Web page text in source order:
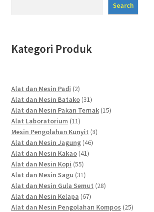
Search
Kategori Produk
Alat dan Mesin Padi 22
products
Alat dan Mesin Batako 3131
products
Alat dan Mesin Pakan Ternak 1515
Alat Laboratorium 1111
products
Mesin Pengolahan Kunyit 88
Alat dan Mesin Jagung 4646
Alat dan Mesin Kakao 4141
Alat dan Mesin Kopi 5555
products
Alat dan Mesin Sagu 3131
products
Alat dan Mesin Gula Semut 2828
Alat dan Mesin Kelapa 6767
products
Alat dan Mesin Pengolahan Kompos 2525